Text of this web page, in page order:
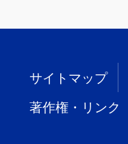
サイトマップ
著作権・リンク